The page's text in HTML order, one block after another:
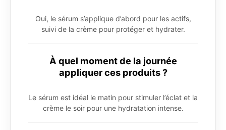
Oui, le sérum s’applique d’abord pour les actifs,
suivi de la crème pour protéger et hydrater.
À quel moment de la journée
appliquer ces produits ?
Le sérum est idéal le matin pour stimuler l’éclat et la
crème le soir pour une hydratation intense.